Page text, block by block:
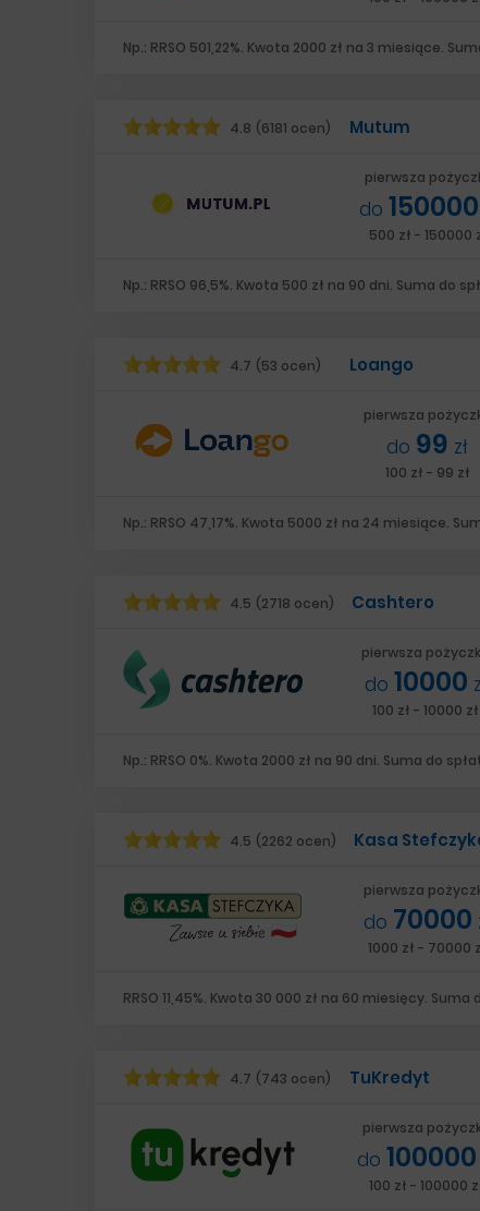
Np.: RRSO 501,22%. Kwota 2000 zł na 3 miesiące.
4.8 (6181 ocen) Mutum
pierwsza
do 150000
500 zł - 150000
Np.: RRSO 96,5%. Kwota 500 zł na 90 dni. Suma do
4.7 (53 ocen) Loango
pierwsza
do 99 zł
100 zł - 99 zł
Np.: RRSO 47,17%. Kwota 5000 zł na 24 miesiące.
4.5 (2718 ocen) Cashtero
pierwsza
do 10000
100 zł - 10000 zł
Np.: RRSO 0%. Kwota 2000 zł na 90 dni. Suma do
4.5 (2262 ocen) Kasa
pierwsza
do 70000
1000 zł - 70000
RRSO 11,45%. Kwota 30 000 zł na 60 miesięcy. Suma
4.7 (743 ocen) TuKredyt
pierwsza
do 100000
100 zł - 100000